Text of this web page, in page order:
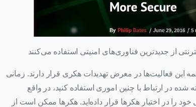
این فعالیت‌ها در معرض تهدیدات هکری قرار دارند. زمانی
در ارتباط با چنین اموری استفاده کنید، در واقع
را در اختیار هکرها قرار داده‌اید. هکرها ممکن است از